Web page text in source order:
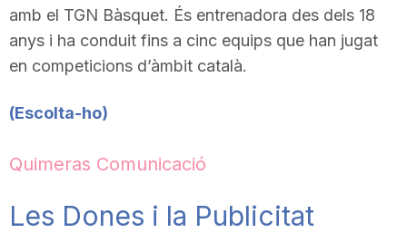
amb el TGN Bàsquet. És entrenadora des dels 18
anys i ha conduit fins a cinc equips que han jugat
en competicions d’àmbit català.
(Escolta-ho)
Quimeras Comunicació
Les Dones i la Publicitat